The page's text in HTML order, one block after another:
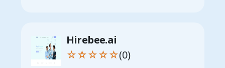
Hirebee.ai
☆☆☆☆☆(0)